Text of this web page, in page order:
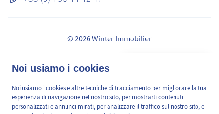
Noi usiamo i cookies
Noi usiamo i cookies e altre tecniche di tracciamento per migliorare la tua
esperienza di navigazione nel nostro sito, per mostrarti contenuti
personalizzati e annunci mirati, per analizzare il traffico sul nostro sito, e
© 2026 Winter Immobilier
Commissioni
/it/pages/mediation-de-la-consommation
Mappa del sito
valeur de votre bien, en 2
min, gratuitement.